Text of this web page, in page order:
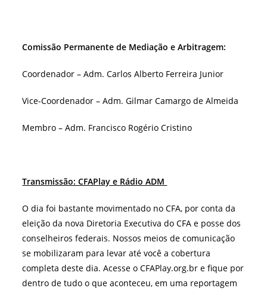
Comissão Permanente de Mediação e Arbitragem:
Coordenador – Adm. Carlos Alberto Ferreira Junior
Vice-Coordenador – Adm. Gilmar Camargo de Almeida
Membro – Adm. Francisco Rogério Cristino
Transmissão: CFAPlay e Rádio ADM
O dia foi bastante movimentado no CFA, por conta da
eleição da nova Diretoria Executiva do CFA e posse dos
conselheiros federais. Nossos meios de comunicação
se mobilizaram para levar até você a cobertura
completa deste dia. Acesse o CFAPlay.org.br e fique por
dentro de tudo o que aconteceu, em uma reportagem